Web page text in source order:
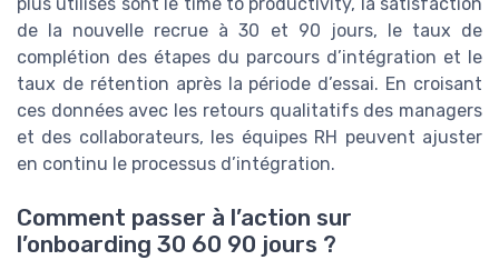
de la nouvelle recrue à 30 et 90 jours, le taux de
complétion des étapes du parcours d’intégration et le
taux de rétention après la période d’essai. En croisant
ces données avec les retours qualitatifs des managers
et des collaborateurs, les équipes RH peuvent ajuster
en continu le processus d’intégration.
Comment passer à l’action sur
l’onboarding 30 60 90 jours ?